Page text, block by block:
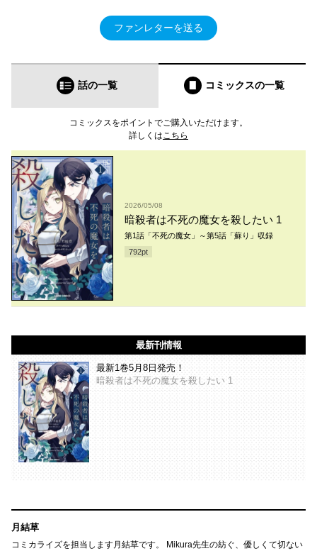
ファンレターを送る
話の一覧 コミックスの一覧
コミックスをポイントでご購入いただけます。
詳しくはこちら
2026/05/08
暗殺者は不死の魔女を殺したい 1
第1話「不死の魔女」～第5話「蘇り」収録
792pt
最新刊情報
最新1巻5月8日発売！
暗殺者は不死の魔女を殺したい 1
月結草
コミカライズを担当します月結草です。 Mikura先生の紡ぐ、優しくて切ない